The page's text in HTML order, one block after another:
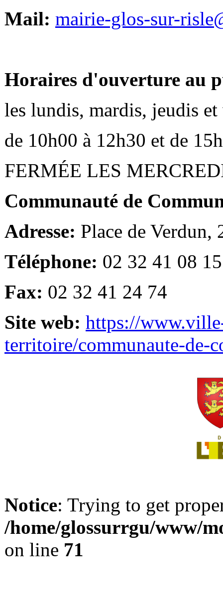
Mail: mairie-glos-sur-
Horaires d'ouverture au
les lundis, mardis, jeudis et
de 10h00 à 12h30 et de
FERMÉE LES
Communauté de
Adresse: Place de Verdun,
Téléphone: 02 32 41 08 15
Fax: 02 32 41 24 74
Site web: https://
territoire/communaute-de-
Notice: Trying to get
/home/glossurrgu/www/
on line 71